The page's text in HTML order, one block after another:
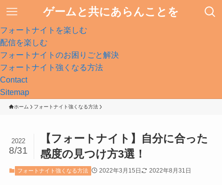
ゲームと共にあらんことを
フォートナイトを楽しむ
配信を楽しむ
フォートナイトのお困りごと解決
フォートナイト強くなる方法
Contact
Sitemap
ホーム フォートナイト強くなる方法
【フォートナイト】自分に合った
感度の見つけ方3選！
2022
8/31
フォートナイト強くなる方法 2022年3月15日 2022年8月31日